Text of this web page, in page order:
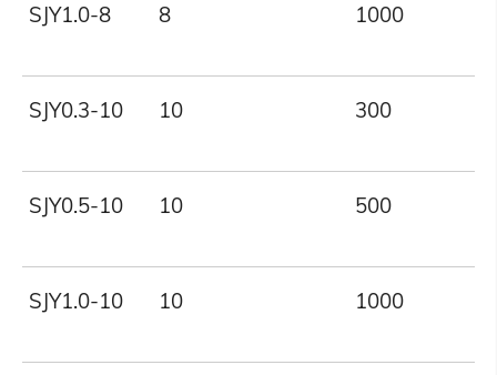
SJY1.0-8 8 1000
SJY0.3-10 10 300
SJY0.5-10 10 500
SJY1.0-10 10 1000